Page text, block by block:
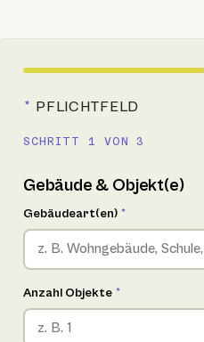
* PFLICHTFELD
SCHRITT 1 VON 3
Gebäude & Objekt(e)
Gebäudeart(en) *
Anzahl Objekte *